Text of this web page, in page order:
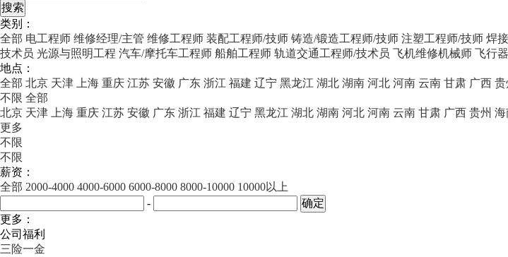
类别：
全部 电工程师 维修经理/主管 维修工程师 装配工程师/技师 铸造/锻造工程师/技师 注塑工程师/技师 焊
技术员 光源与照明工程 汽车/摩托车工程师 船舶工程师 轨道交通工程师/技术员 飞机维修机械师 飞行
地点：
全部 北京 天津 上海 重庆 江苏 安徽 广东 浙江 福建 辽宁 黑龙江 湖北 湖南 河北 河南 云南 甘肃 广西 贵
不限 全部
北京 天津 上海 重庆 江苏 安徽 广东 浙江 福建 辽宁 黑龙江 湖北 湖南 河北 河南 云南 甘肃 广西 贵州 海
更多
不限
不限
薪资：
全部 2000-4000 4000-6000 6000-8000 8000-10000 10000以上
-
更多：
公司福利
三险一金